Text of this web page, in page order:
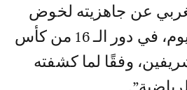
مباراة الشباب، اليوم، في دور الـ 16 من كأس
وفقًا لما كشفته